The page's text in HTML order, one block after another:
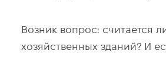
Возник вопрос: считается
хозяйственных зданий? И